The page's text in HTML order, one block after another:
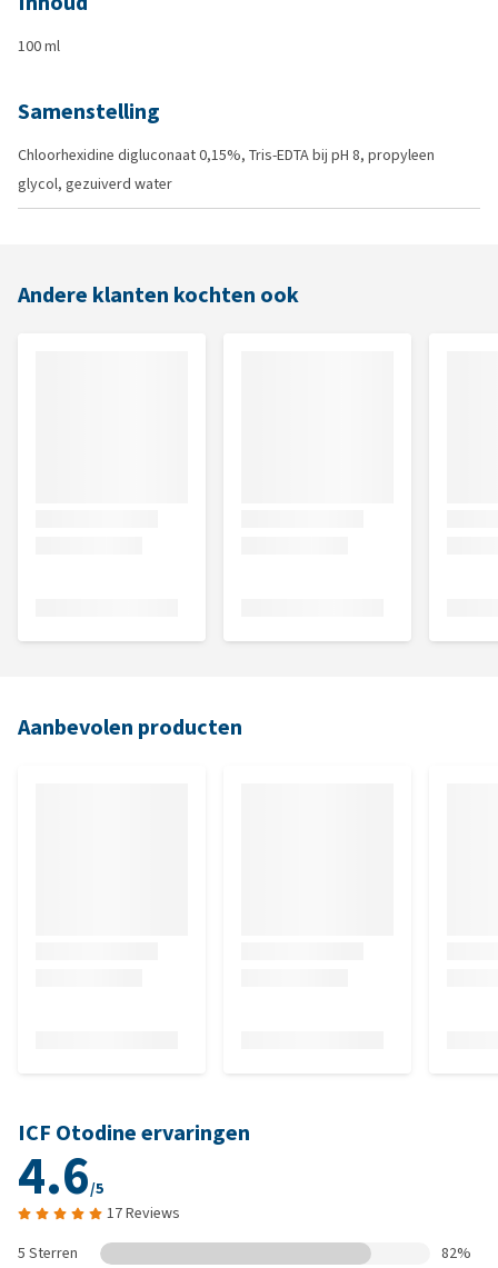
100 ml
Samenstelling
Chloorhexidine digluconaat 0,15%, Tris-EDTA bij pH 8, propyleen
glycol, gezuiverd water
Andere klanten kochten ook
Aanbevolen producten
ICF Otodine ervaringen
4.6/5
17 Reviews
5 Sterren
82%